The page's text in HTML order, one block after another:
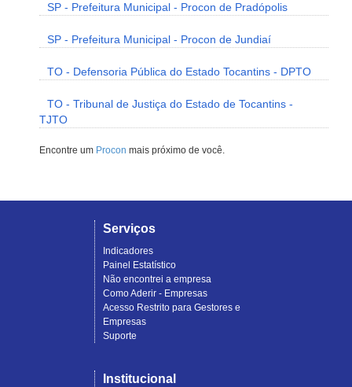
SP - Prefeitura Municipal - Procon de Pradópolis
SP - Prefeitura Municipal - Procon de Jundiaí
TO - Defensoria Pública do Estado Tocantins - DPTO
TO - Tribunal de Justiça do Estado de Tocantins -
TJTO
Encontre um Procon mais próximo de você.
Serviços
Indicadores
Painel Estatístico
Não encontrei a empresa
Como Aderir - Empresas
Acesso Restrito para Gestores e
Empresas
Suporte
Institucional